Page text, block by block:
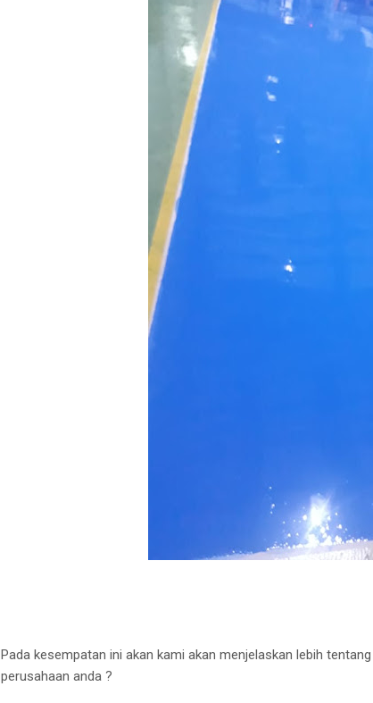
Pada kesempatan ini akan kami akan menjelaskan lebih
perusahaan anda ?